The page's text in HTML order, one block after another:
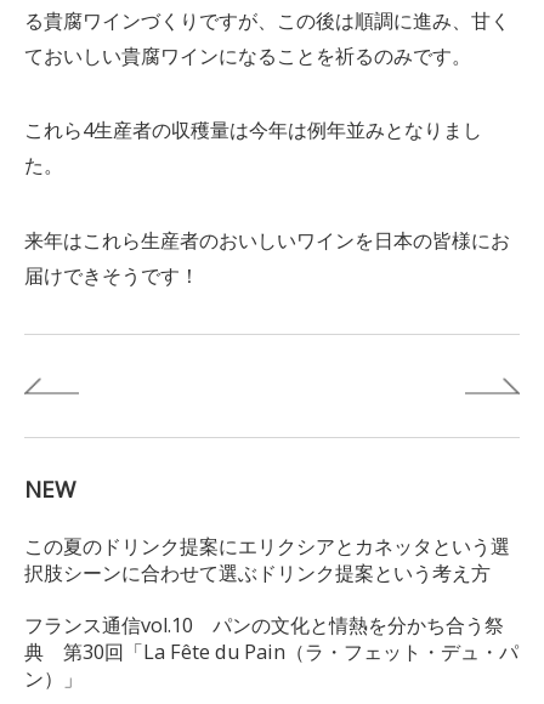
る貴腐ワインづくりですが、この後は順調に進み、甘く
ておいしい貴腐ワインになることを祈るのみです。
これら4生産者の収穫量は今年は例年並みとなりまし
た。
来年はこれら生産者のおいしいワインを日本の皆様にお
届けできそうです！
NEW
この夏のドリンク提案にエリクシアとカネッタという選
択肢シーンに合わせて選ぶドリンク提案という考え方
フランス通信vol.10 パンの文化と情熱を分かち合う祭
典 第30回「La Fête du Pain（ラ・フェット・デュ・パ
ン）」